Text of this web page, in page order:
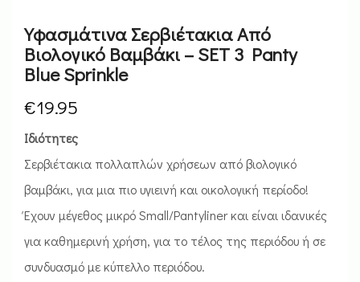
Υφασμάτινα Σερβιέτακια Από
Βιολογικό Βαμβάκι – SET 3 Panty
Blue Sprinkle
€19.95
Ιδιότητες
Σερβιέτακια πολλαπλών χρήσεων από βιολογικό
βαμβάκι, για μια πιο υγιεινή και οικολογική περίοδο!
Έχουν μέγεθος μικρό Small/Pantyliner και είναι ιδανικές
για καθημερινή χρήση, για το τέλος της περιόδου ή σε
συνδυασμό με κύπελλο περιόδου.